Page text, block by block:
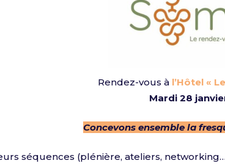
Rendez-vous à l’Hôtel «
Mardi 28
Concevons ensemble la
séquences (plénière, ateliers,